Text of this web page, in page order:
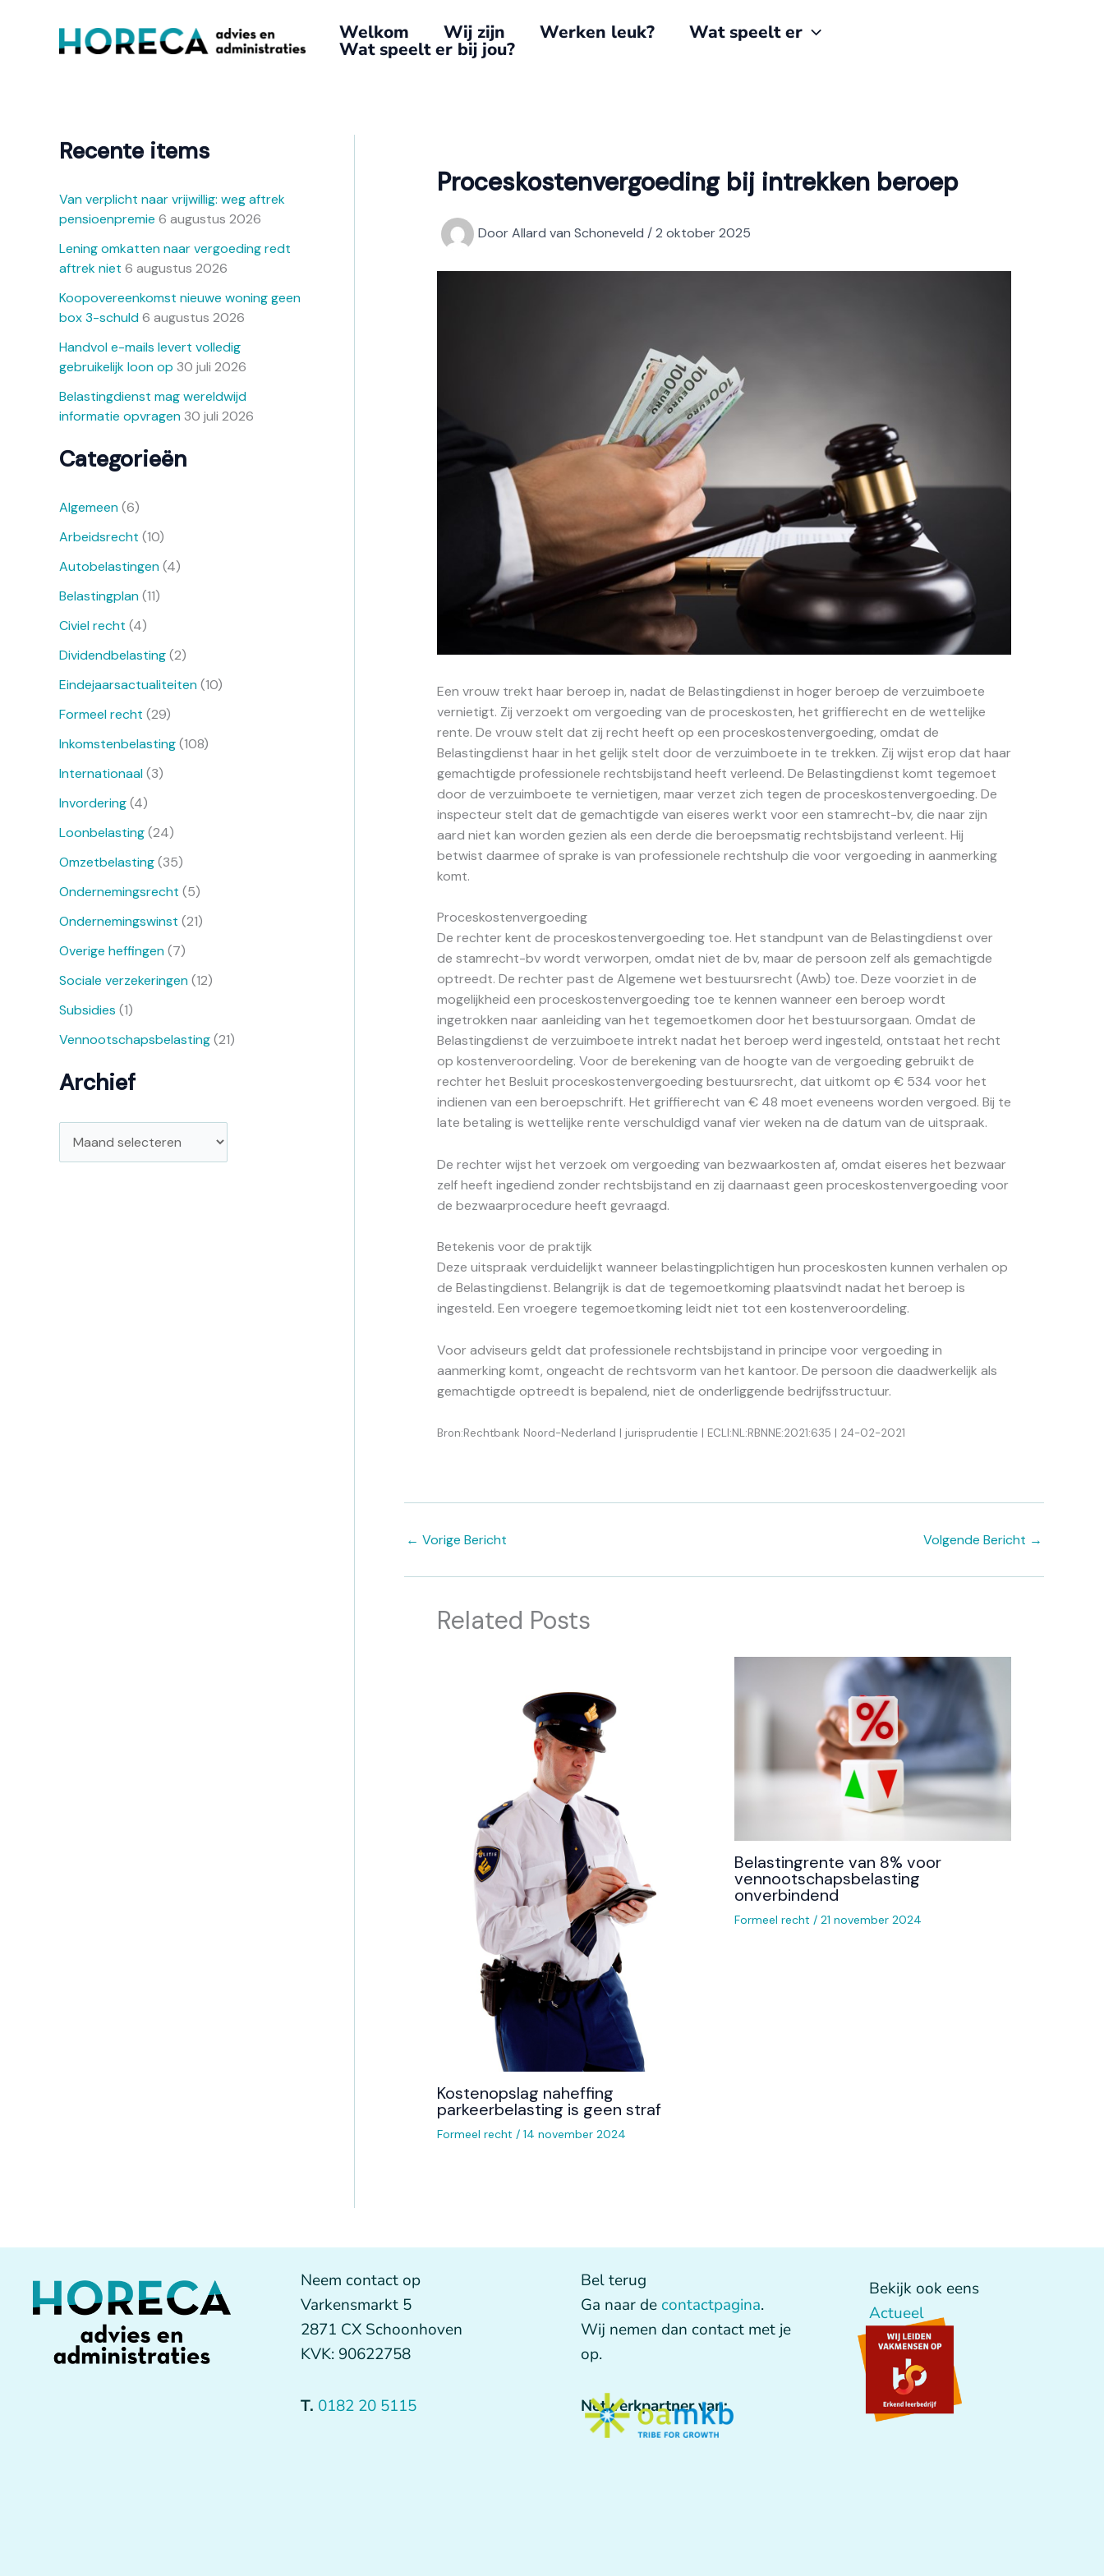
Welkom Wij zijn Werken leuk? Wat speelt er
Wat speelt er bij jou?
Recente items
Van verplicht naar vrijwillig: weg aftrek
pensioenpremie 6 augustus 2026
Lening omkatten naar vergoeding redt
aftrek niet 6 augustus 2026
Koopovereenkomst nieuwe woning geen
box 3-schuld6 augustus 2026
Handvol e-mails levert volledig
gebruikelijk loon op 30 juli 2026
Belastingdienst mag wereldwijd
informatie opvragen 30 juli 2026
Categorieën
Algemeen(6)
Arbeidsrecht (10)
Autobelastingen(4)
Belastingplan(11)
Civiel recht (4)
Dividendbelasting(2)
Eindejaarsactualiteiten(10)
Formeel recht (29)
Inkomstenbelasting(108)
Internationaal(3)
Invordering(4)
Loonbelasting(24)
Omzetbelasting(35)
Ondernemingsrecht (5)
Ondernemingswinst (21)
Overige heffingen(7)
Sociale verzekeringen(12)
Subsidies (1)
Vennootschapsbelasting(21)
Archief
e
Proceskostenvergoeding bij intrekken beroep
DoorAllard van Schoneveld /2 oktober 2025
Een vrouw trekt haar beroep in, nadat de Belastingdienst in hoger beroep de verzuimboete
vernietigt. Zij verzoekt om vergoeding van de proceskosten, het griffierecht en de wettelijke
rente. De vrouw stelt dat zij recht heeft op een proceskostenvergoeding, omdat de
Belastingdienst haar in het gelijk stelt door de verzuimboete in te trekken. Zij wijst erop dat haar
gemachtigde professionele rechtsbijstand heeft verleend. De Belastingdienst komt tegemoet
door de verzuimboete te vernietigen, maar verzet zich tegen de proceskostenvergoeding. De
inspecteur stelt dat de gemachtigde van eiseres werkt voor een stamrecht-bv, die naar zijn
aard niet kan worden gezien als een derde die beroepsmatig rechtsbijstand verleent. Hij
betwist daarmee of sprake is van professionele rechtshulp die voor vergoeding in aanmerking
komt.
Proceskostenvergoeding
De rechter kent de proceskostenvergoeding toe. Het standpunt van de Belastingdienst over
de stamrecht-bv wordt verworpen, omdat niet de bv, maar de persoon zelf als gemachtigde
optreedt. De rechter past de Algemene wet bestuursrecht (Awb) toe. Deze voorziet in de
mogelijkheid een proceskostenvergoeding toe te kennen wanneer een beroep wordt
ingetrokken naar aanleiding van het tegemoetkomen door het bestuursorgaan. Omdat de
Belastingdienst de verzuimboete intrekt nadat het beroep werd ingesteld, ontstaat het recht
op kostenveroordeling. Voor de berekening van de hoogte van de vergoeding gebruikt de
rechter het Besluit proceskostenvergoeding bestuursrecht, dat uitkomt op € 534 voor het
indienen van een beroepschrift. Het griffierecht van € 48 moet eveneens worden vergoed. Bij te
late betaling is wettelijke rente verschuldigd vanaf vier weken na de datum van de uitspraak.
De rechter wijst het verzoek om vergoeding van bezwaarkosten af, omdat eiseres het bezwaar
zelf heeft ingediend zonder rechtsbijstand en zij daarnaast geen proceskostenvergoeding voor
de bezwaarprocedure heeft gevraagd.
Betekenis voor de praktijk
Deze uitspraak verduidelijkt wanneer belastingplichtigen hun proceskosten kunnen verhalen op
de Belastingdienst. Belangrijk is dat de tegemoetkoming plaatsvindt nadat het beroep is
ingesteld. Een vroegere tegemoetkoming leidt niet tot een kostenveroordeling.
Voor adviseurs geldt dat professionele rechtsbijstand in principe voor vergoeding in
aanmerking komt, ongeacht de rechtsvorm van het kantoor. De persoon die daadwerkelijk als
gemachtigde optreedt is bepalend, niet de onderliggende bedrijfsstructuur.
Bron:Rechtbank Noord-Nederland | jurisprudentie | ECLI:NL:RBNNE:2021:635 | 24-02-2021
← Vorige Bericht Volgende Bericht →
Related Posts
Kostenopslag naheffing
parkeerbelasting is geen straf
Formeel recht / 14 november 2024
Belastingrente van 8% voor
vennootschapsbelasting
onverbindend
Formeel recht / 21 november 2024
Neem contact op
Varkensmarkt 5
2871 CX Schoonhoven
KVK: 90622758
T. 0182 20 5115
Bel terug
Ga naar de contactpagina.
Wij nemen dan contact met je
op.
Netwerkpartner van:
Bekijk ook eens
Actueel